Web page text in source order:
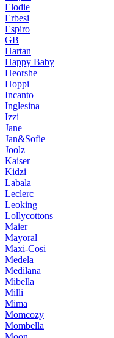
Elodie
Erbesi
Espiro
GB
Hartan
Happy Baby
Heorshe
Hoppi
Incanto
Inglesina
Izzi
Jane
Jan&Sofie
Joolz
Kaiser
Kidzi
Labala
Leclerc
Leoking
Lollycottons
Maier
Mayoral
Maxi-Cosi
Medela
Medilana
Mibella
Milli
Mima
Momcozy
Mombella